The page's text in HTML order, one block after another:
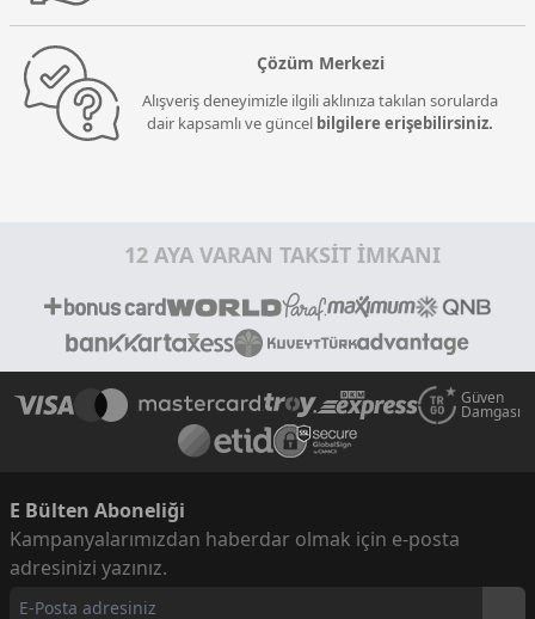
Çözüm Merkezi
Alışveriş deneyimizle ilgili aklınıza takılan sorularda
dair kapsamlı ve güncel bilgilere erişebilirsiniz.
12 AYA VARAN TAKSİT İMKANI
Güven
Damgası
E Bülten Aboneliği
Kampanyalarımızdan haberdar olmak için e-posta
adresinizi yazınız.